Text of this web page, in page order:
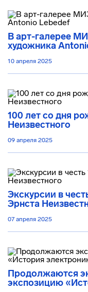
В арт-галерее
художника
10 апреля 2025
100 лет со дня
Неизвестного
09 апреля 2025
Экскурсии в
Эрнста
07 апреля 2025
Продолжаются
экспозицию